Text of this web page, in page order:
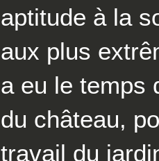
aptitude à la
aux plus
a eu le temps
du château,
travail du